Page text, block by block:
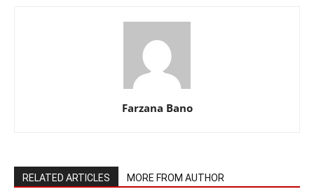
Farzana Bano
RELATED ARTICLES MORE FROM AUTHOR